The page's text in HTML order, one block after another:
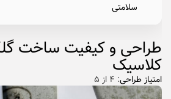
سلامتی
کلاسیک
امتیاز طراحی: ۴ از ۵